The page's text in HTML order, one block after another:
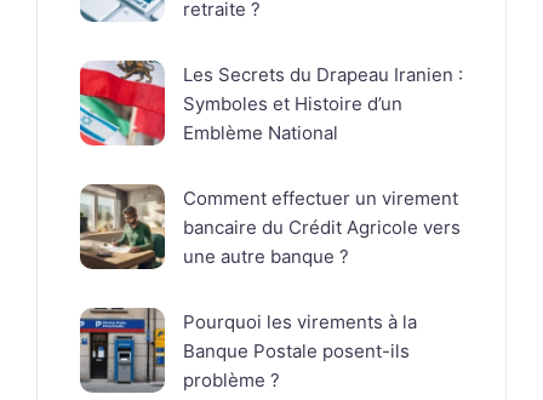
retraite ?
Les Secrets du Drapeau Iranien :
Symboles et Histoire d’un
Emblème National
Comment effectuer un virement
bancaire du Crédit Agricole vers
une autre banque ?
Pourquoi les virements à la
Banque Postale posent-ils
problème ?